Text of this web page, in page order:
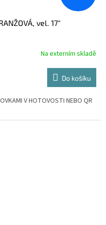
vel. 17"
Na externím skladě
Do košíku
V HOTOVOSTI NEBO QR